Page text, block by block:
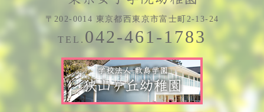
〒202-0014 東京都西東京市富士町2-13-24
TEL. 042-461-1783